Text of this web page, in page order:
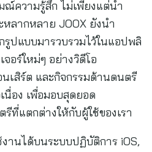
ณ์ความรู้สึก ไม่เพียงแต่นำ
ลากหลาย JOOX ยังนำ
ปแบบมารวบรวมไว้ในแอปพลิ
อร์ใหม่ๆ อย่างวิดีโอ
นเสิร์ต และกิจกรรมด้านดนตรี
นื่อง เพื่อมอบสุดยอด
ที่แตกต่างให้กับผู้ใช้ของเรา
านได้บนระบบปฏิบัติการ iOS,